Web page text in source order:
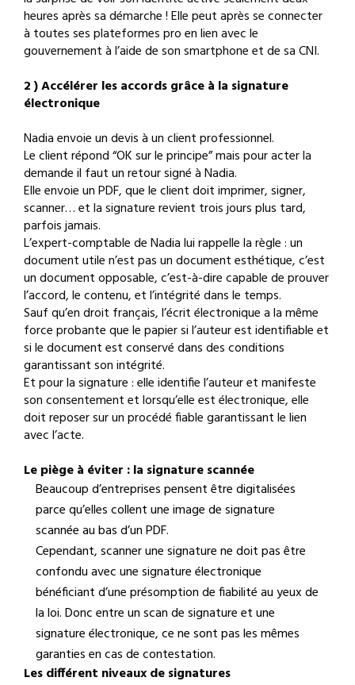
heures après sa démarche ! Elle peut après se connecter
à toutes ses plateformes pro en lien avec le
gouvernement à l’aide de son smartphone et de sa CNI.
2 ) Accélérer les accords grâce à la signature
électronique
Nadia envoie un devis à un client professionnel.
Le client répond “OK sur le principe” mais pour acter la
demande il faut un retour signé à Nadia.
Elle envoie un PDF, que le client doit imprimer, signer,
scanner… et la signature revient trois jours plus tard,
parfois jamais.
L’expert-comptable de Nadia lui rappelle la règle : un
document utile n’est pas un document esthétique, c’est
un document opposable, c’est-à-dire capable de prouver
l’accord, le contenu, et l’intégrité dans le temps.
Sauf qu’en droit français, l’écrit électronique a la même
force probante que le papier si l’auteur est identifiable et
si le document est conservé dans des conditions
garantissant son intégrité.
Et pour la signature : elle identifie l’auteur et manifeste
son consentement et lorsqu’elle est électronique, elle
doit reposer sur un procédé fiable garantissant le lien
avec l’acte.
Le piège à éviter : la signature scannée
Beaucoup d’entreprises pensent être digitalisées
parce qu’elles collent une image de signature
scannée au bas d’un PDF.
Cependant, scanner une signature ne doit pas être
confondu avec une signature électronique
bénéficiant d’une présomption de fiabilité au yeux de
la loi. Donc entre un scan de signature et une
signature électronique, ce ne sont pas les mêmes
garanties en cas de contestation.
Les différent niveaux de signatures